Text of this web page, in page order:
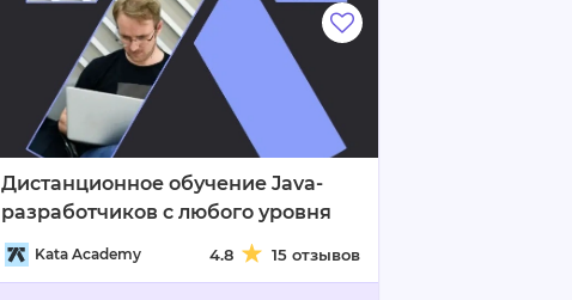
Дистанционное обучение Java-
разработчиков с любого уровня
Kata Academy 4.8 15 отзывов